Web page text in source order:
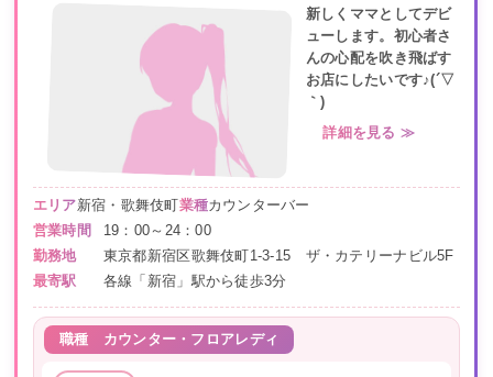
新しくママとしてデビ
ューします。初心者さ
んの心配を吹き飛ばす
お店にしたいです♪(´▽
｀)
詳細を見る ≫
エリア新宿・歌舞伎町 業種カウンターバー
営業時間
19：00～24：00
勤務地
東京都新宿区歌舞伎町1-3-15 ザ・カテリーナビル5F
最寄駅
各線「新宿」駅から徒歩3分
職種 カウンター・フロアレディ